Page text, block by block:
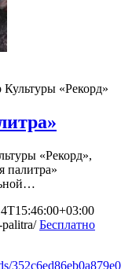
«Рекорд»
«Рекорд»,
палитра»
Бесплатно